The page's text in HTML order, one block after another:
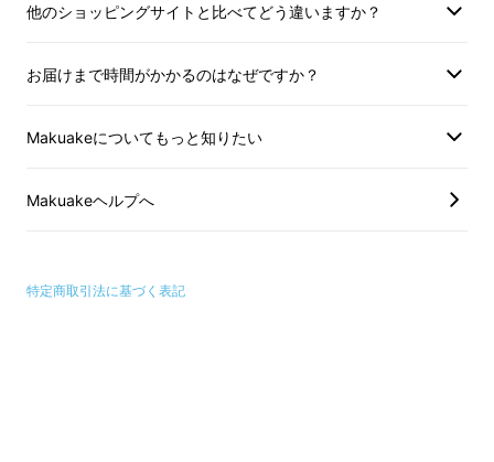
他のショッピングサイトと比べてどう違いますか？
お届けまで時間がかかるのはなぜですか？
Makuakeについてもっと知りたい
Makuakeヘルプへ
特定商取引法に基づく表記